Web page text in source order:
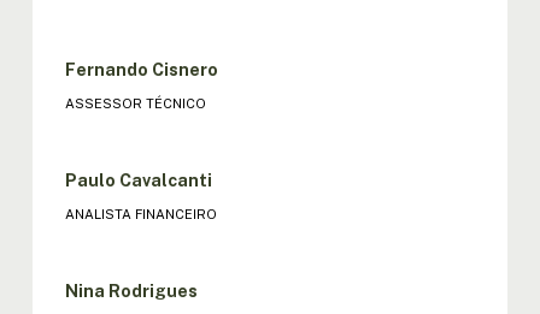
Fernando Cisnero
ASSESSOR TÉCNICO
Paulo Cavalcanti
ANALISTA FINANCEIRO
Nina Rodrigues